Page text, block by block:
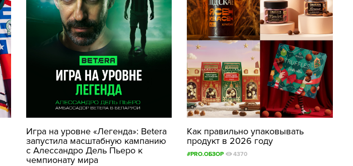
Игра на уровне «Легенда»: Betera
запустила масштабную кампанию
с Алессандро Дель Пьеро к
чемпионату мира
Как правильно упаковывать
продукт в 2026 году
#PRO.ОБЗОР 4370